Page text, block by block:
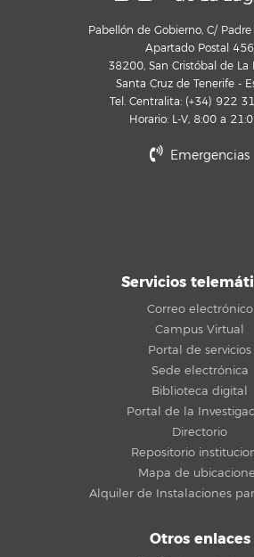
Pabellón de Gobierno, C/
Apartado Postal 456
38200, San Cristóbal de La
Santa Cruz de Tenerife -
Tel. Centralita: (+34) 922
Horario: L-V, 8:00 a
Emergencias
Servicios
Correo electrónico
Campus Virtual
Portal de servicios
Sede electrónica
Biblioteca digital
Portal de la
Directorio
Repositorio
Mapa de
Alquiler de Instalaciones
Otros enlaces